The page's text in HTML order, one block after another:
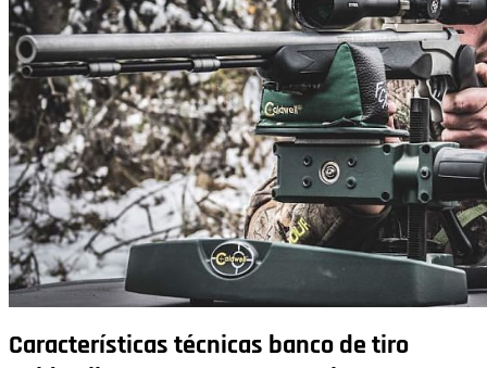
Características técnicas banco de tiro